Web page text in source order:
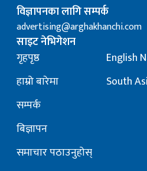
विज्ञापनका लागि सम्पर्क
advertising@arghakhanchi.com
साइट नेभिगेशन
गृहपृष्ठ
हाम्रो बारेमा
सम्पर्क
बिज्ञापन
समाचार पठाउनुहोस्
English
South